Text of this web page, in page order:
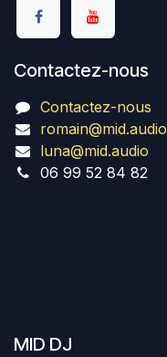
Contactez-nous
Contactez-nous
romain@mid.audio
luna@mid.audio
06 99 52 84 82
MID DJ